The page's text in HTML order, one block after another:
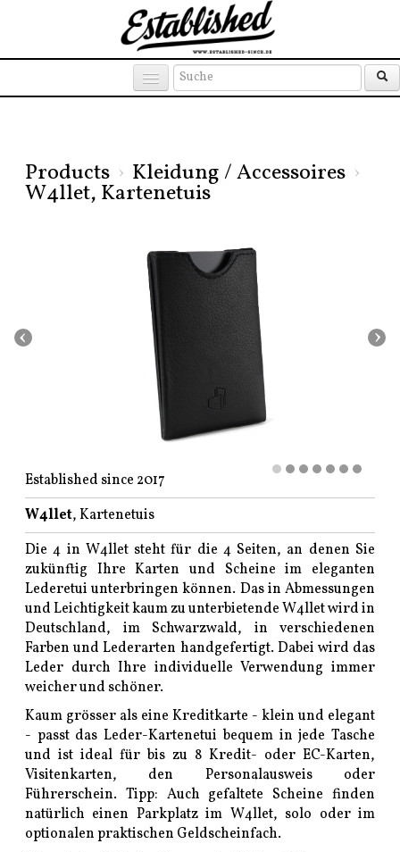
Products › Kleidung / Accessoires ›
W4llet, Kartenetuis
‹ ›
Established since 2017
W4llet, Kartenetuis
Die 4 in W4llet steht für die 4 Seiten, an denen Sie
zukünftig Ihre Karten und Scheine im eleganten
Lederetui unterbringen können. Das in Abmessungen
und Leichtigkeit kaum zu unterbietende W4llet wird in
Deutschland, im Schwarzwald, in verschiedenen
Farben und Lederarten handgefertigt. Dabei wird das
Leder durch Ihre individuelle Verwendung immer
weicher und schöner.
Kaum grösser als eine Kreditkarte - klein und elegant
- passt das Leder-Kartenetui bequem in jede Tasche
und ist ideal für bis zu 8 Kredit- oder EC-Karten,
Visitenkarten, den Personalausweis oder
Führerschein. Tipp: Auch gefaltete Scheine finden
natürlich einen Parkplatz im W4llet, solo oder im
optionalen praktischen Geldscheinfach.